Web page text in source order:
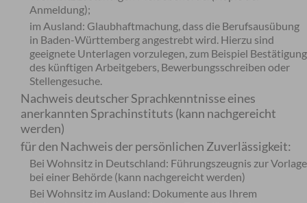
Anmeldung);
im Ausland: Glaubhaftmachung, dass die Berufsausübung
in Baden-Württemberg angestrebt wird. Hierzu sind
geeignete Unterlagen vorzulegen, zum Beispiel Bestätigung
des künftigen Arbeitgebers, Bewerbungsschreiben oder
Stellengesuche.
Nachweis deutscher Sprachkenntnisse eines
anerkannten Sprachinstituts (kann nachgereicht
werden)
für den Nachweis der persönlichen Zuverlässigkeit:
Bei Wohnsitz in Deutschland: Führungszeugnis zur Vorlage
bei einer Behörde (kann nachgereicht werden)
Bei Wohnsitz im Ausland: Dokumente aus Ihrem